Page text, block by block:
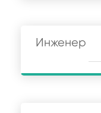
Инженер